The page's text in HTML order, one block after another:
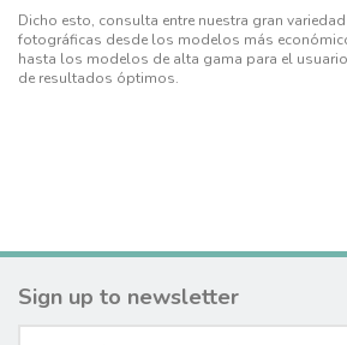
Dicho esto, consulta entre nuestra gran
fotográficas desde los modelos más
hasta los modelos de alta gama para el
de resultados óptimos.
Sign up to newsletter